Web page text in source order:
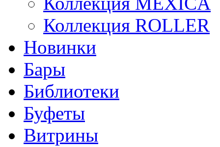
Коллекция ROLLER
Новинки
Бары
Библиотеки
Буфеты
Витрины